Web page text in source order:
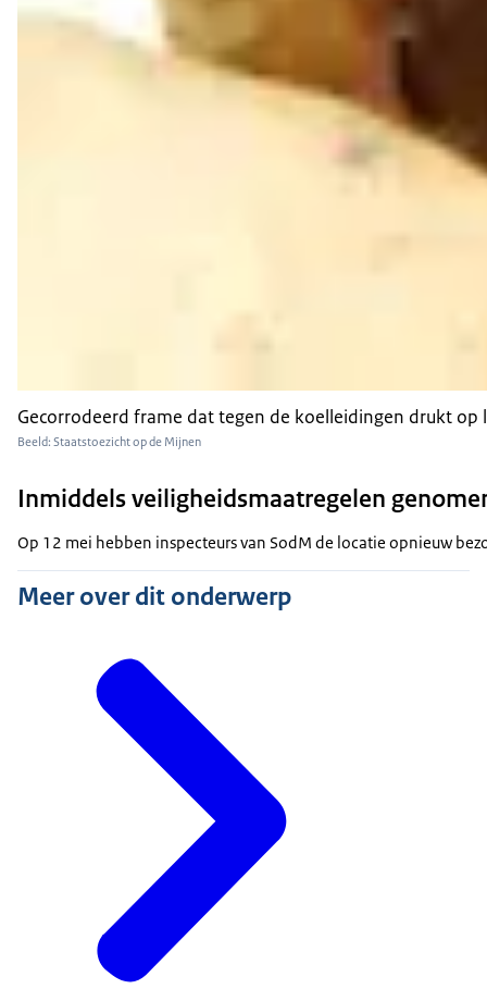
Gecorrodeerd frame dat tegen de koelleidingen drukt
Beeld: Staatstoezicht op de Mijnen
Inmiddels veiligheidsmaatregelen
Op 12 mei hebben inspecteurs van SodM de locatie opnieuw
Meer over dit onderwerp